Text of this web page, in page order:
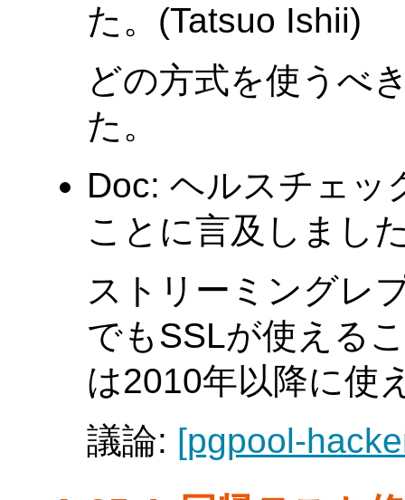
た。(Tatsuo Ishii)
どの方式を使うべ
た。
Doc: ヘルスチェッ
ことに言及しまし
ストリーミングレ
でもSSLが使える
は2010年以降に使
議論: [pgpool-